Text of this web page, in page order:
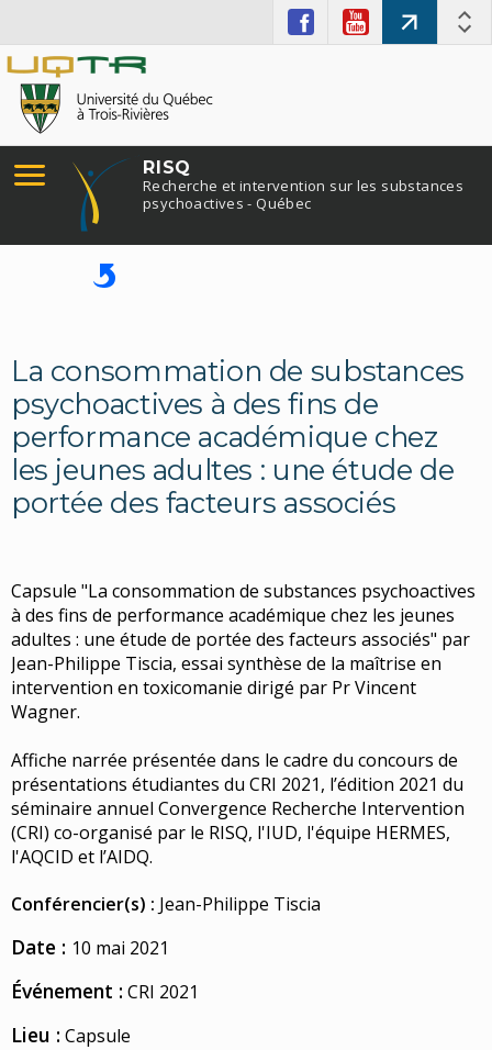
RISQ
Recherche et intervention sur les substances
psychoactives - Québec
La consommation de substances
psychoactives à des fins de
performance académique chez
les jeunes adultes : une étude de
portée des facteurs associés
Capsule "La consommation de substances psychoactives
à des fins de performance académique chez les jeunes
adultes : une étude de portée des facteurs associés" par
Jean-Philippe Tiscia, essai synthèse de la maîtrise en
intervention en toxicomanie dirigé par Pr Vincent
Wagner.
Affiche narrée présentée dans le cadre du concours de
présentations étudiantes du CRI 2021, l’édition 2021 du
séminaire annuel Convergence Recherche Intervention
(CRI) co-organisé par le RISQ, l'IUD, l'équipe HERMES,
l'AQCID et l’AIDQ.
Conférencier(s) : Jean-Philippe Tiscia
Date : 10 mai 2021
Événement : CRI 2021
Lieu : Capsule